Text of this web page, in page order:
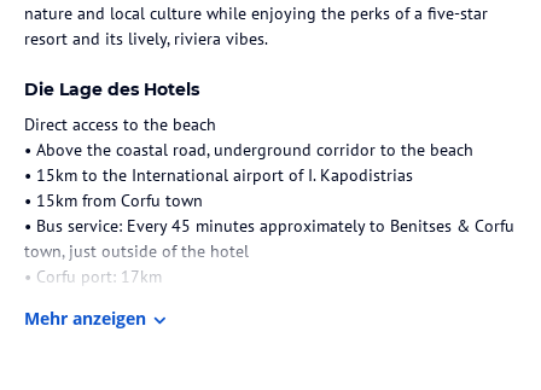
nature and local culture while enjoying the perks of a five-star
resort and its lively, riviera vibes.
Die Lage des Hotels
Direct access to the beach
• Above the coastal road, underground corridor to the beach
• 15km to the International airport of I. Kapodistrias
• 15km from Corfu town
• Bus service: Every 45 minutes approximately to Benitses & Corfu
town, just outside of the hotel
• Corfu port: 17km
Zimmer / Unterbringung im Hotel
Mehr anzeigen